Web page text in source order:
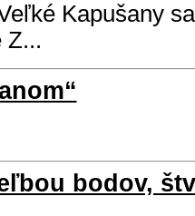
Kapušany
Z...
bodov,